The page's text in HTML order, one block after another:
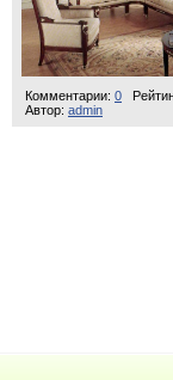
Комментарии: 0
Автор: admin